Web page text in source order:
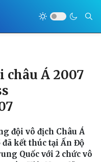
châu Á 2007
đội vô địch Châu Á
kết thúc tại Ấn Độ
Quốc với 2 chức vô